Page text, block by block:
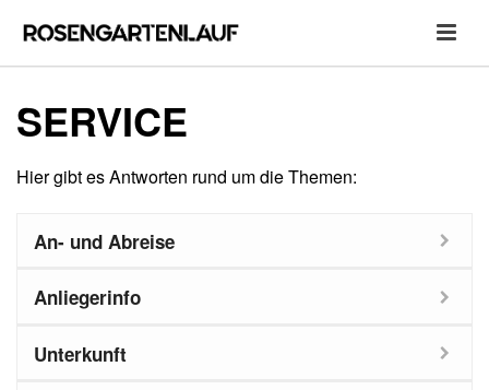
SERVICE
Hier gibt es Antworten rund um die Themen:
An- und Abreise
Anliegerinfo
Unterkunft